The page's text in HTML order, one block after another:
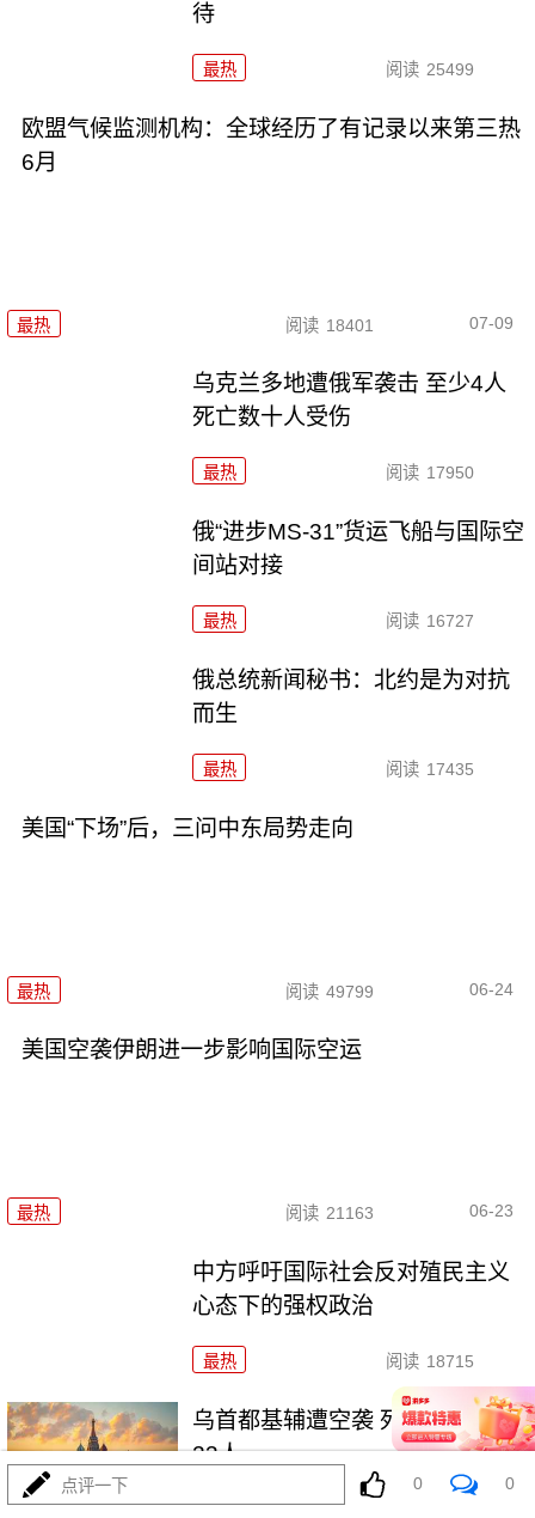
待
最热 阅读 25499
欧盟气候监测机构：全球经历了有记录以来第三热
6月
最热 阅读 18401 07-09
乌克兰多地遭俄军袭击 至少4人
死亡数十人受伤
最热 阅读 17950
俄“进步MS-31”货运飞船与国际空
间站对接
最热 阅读 16727
俄总统新闻秘书：北约是为对抗
而生
最热 阅读 17435
美国“下场”后，三问中东局势走向
最热 阅读 49799 06-24
美国空袭伊朗进一步影响国际空运
最热 阅读 21163 06-23
中方呼吁国际社会反对殖民主义
心态下的强权政治
最热 阅读 18715
乌首都基辅遭空袭 死亡人数升至
23人
最热
点评一下 0 0